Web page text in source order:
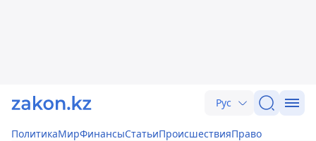
Рус
ПолитикаМирФинансыСтатьиПроисшествияПраво